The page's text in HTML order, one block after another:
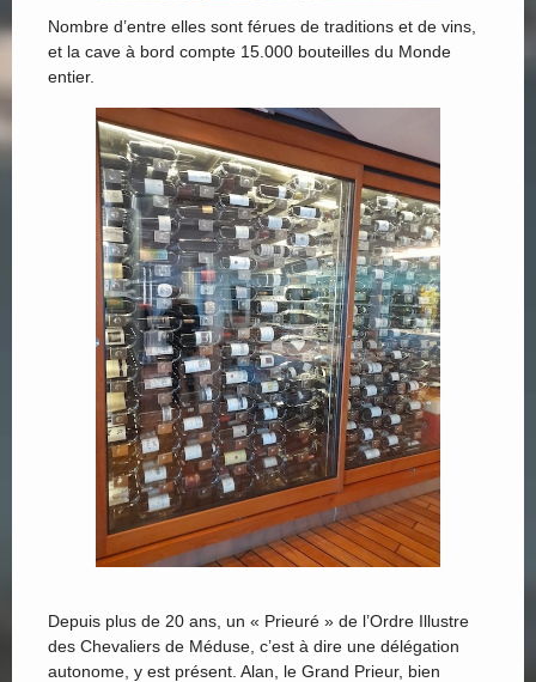
Nombre d’entre elles sont férues de traditions et de vins,
et la cave à bord compte 15.000 bouteilles du Monde
entier.
Depuis plus de 20 ans, un « Prieuré » de l’Ordre Illustre
des Chevaliers de Méduse, c’est à dire une délégation
autonome, y est présent. Alan, le Grand Prieur, bien